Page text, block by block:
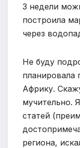
3 недели
построила
через
Не буду
планировала
Африку.
мучительно.
статей
региона,